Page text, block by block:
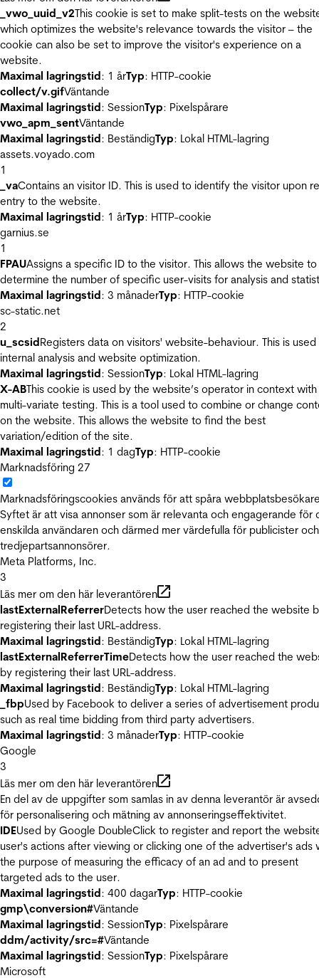
_vwo_uuid_v2This cookie is set to make split-tests on the
which optimizes the website's relevance towards the visitor – the
cookie can also be set to improve the visitor's experience on a
website.
Maximal lagringstid: 1 årTyp: HTTP-cookie
collect/v.gifVäntande
Maximal lagringstid: SessionTyp: Pixelspårare
vwo_apm_sentVäntande
Maximal lagringstid: BeständigTyp: Lokal HTML-lagring
assets.voyado.com
1
_vaContains an visitor ID. This is used to identify the visitor upon
entry to the website.
Maximal lagringstid: 1 årTyp: HTTP-cookie
garnius.se
1
FPAUAssigns a specific ID to the visitor. This allows the website to
determine the number of specific user-visits for analysis and
Maximal lagringstid: 3 månaderTyp: HTTP-cookie
sc-static.net
2
u_scsidRegisters data on visitors' website-behaviour. This is
internal analysis and website optimization.
Maximal lagringstid: SessionTyp: Lokal HTML-lagring
X-ABThis cookie is used by the website’s operator in context with
multi-variate testing. This is a tool used to combine or change
on the website. This allows the website to find the best
variation/edition of the site.
Maximal lagringstid: 1 dagTyp: HTTP-cookie
Marknadsföring 27
Marknadsföringscookies används för att spåra
Syftet är att visa annonser som är relevanta och engagerande för
enskilda användaren och därmed mer värdefulla för publicister och
tredjepartsannonsörer.
Meta Platforms, Inc.
3
Läs mer om den här leverantören
lastExternalReferrerDetects how the user reached the website
registering their last URL-address.
Maximal lagringstid: BeständigTyp: Lokal HTML-lagring
lastExternalReferrerTimeDetects how the user reached the
by registering their last URL-address.
Maximal lagringstid: BeständigTyp: Lokal HTML-lagring
_fbpUsed by Facebook to deliver a series of advertisement
such as real time bidding from third party advertisers.
Maximal lagringstid: 3 månaderTyp: HTTP-cookie
Google
3
Läs mer om den här leverantören
En del av de uppgifter som samlas in av denna leverantör är
för personalisering och mätning av annonseringseffektivitet.
IDEUsed by Google DoubleClick to register and report the
user's actions after viewing or clicking one of the advertiser's ads
the purpose of measuring the efficacy of an ad and to present
targeted ads to the user.
Maximal lagringstid: 400 dagarTyp: HTTP-cookie
gmp\conversion#Väntande
Maximal lagringstid: SessionTyp: Pixelspårare
ddm/activity/src=#Väntande
Maximal lagringstid: SessionTyp: Pixelspårare
Microsoft